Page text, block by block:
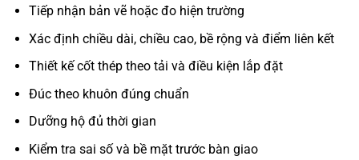
Tiếp nhận bản vẽ hoặc đo hiện trường
Xác định chiều dài, chiều cao, bề rộng và điểm liên kết
Thiết kế cốt thép theo tải và điều kiện lắp đặt
Đúc theo khuôn đúng chuẩn
Dưỡng hộ đủ thời gian
Kiểm tra sai số và bề mặt trước bàn giao